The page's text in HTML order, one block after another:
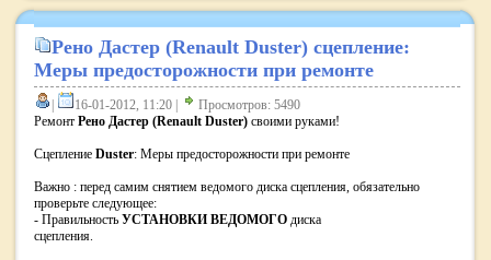
Рено Дастер (Renault Duster) cцепление:
Меры предосторожности при ремонте
16-01-2012, 11:20 |
Просмотров: 5490
Ремонт Рено Дастер (Renault Duster) своими руками!
Сцепление Duster: Меры предосторожности при ремонте
Важно : перед самим снятием ведомого диска сцепления, обязательно
проверьте следующее:
- Правильность УСТАНОВКИ ВЕДОМОГО диска
сцепления.